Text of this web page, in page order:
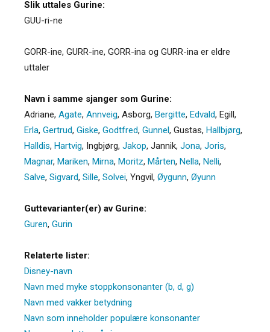
Slik uttales Gurine:
GUU-ri-ne
GORR-ine, GURR-ine, GORR-ina og GURR-ina er eldre
uttaler
Navn i samme sjanger som Gurine:
Adriane, Agate, Annveig, Asborg, Bergitte, Edvald, Egill,
Erla, Gertrud, Giske, Godtfred, Gunnel, Gustas, Hallbjørg,
Halldis, Hartvig, Ingbjørg, Jakop, Jannik, Jona, Joris,
Magnar, Mariken, Mirna, Moritz, Mårten, Nella, Nelli,
Salve, Sigvard, Sille, Solvei, Yngvil, Øygunn, Øyunn
Guttevarianter(er) av Gurine:
Guren, Gurin
Relaterte lister:
Disney-navn
Navn med myke stoppkonsonanter (b, d, g)
Navn med vakker betydning
Navn som inneholder populære konsonanter